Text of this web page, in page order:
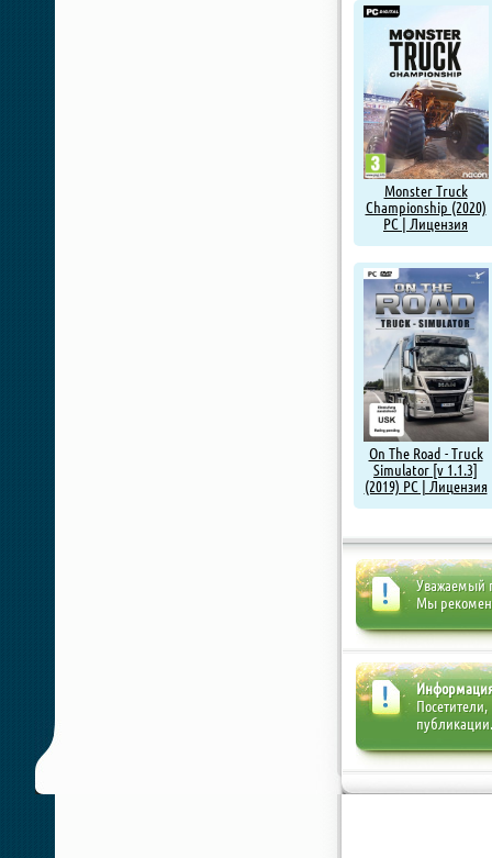
Monster Truck
Championship (2020)
PC | Лицензия
On The Road - Truck
Simulator [v 1.1.3]
(2019) PC | Лицензия
Уважаемый
Мы
публикации.